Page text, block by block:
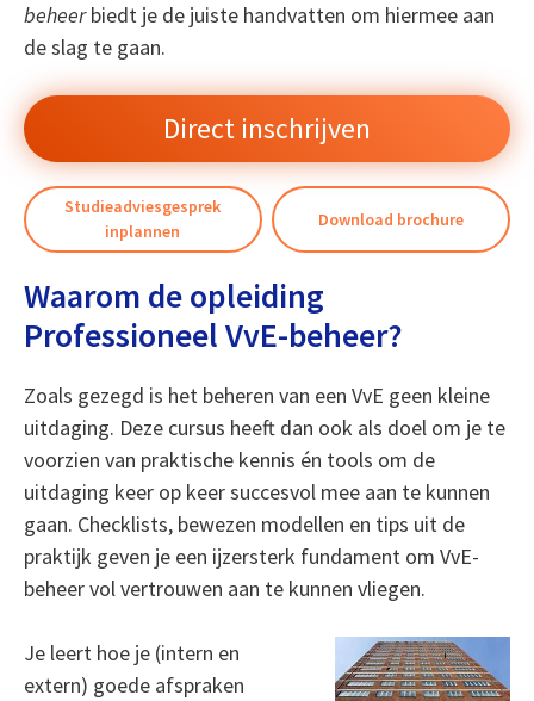
beheerbiedt je de juiste handvatten om hiermee aan
de slag te gaan.
Download brochure
Studieadviesgesprek
inplannen
Direct inschrijven
Waarom de opleiding
Professioneel VvE-beheer?
Zoals gezegd is het beheren van een VvE geen kleine
uitdaging. Deze cursus heeft dan ook als doel om je te
voorzien van praktische kennis én tools om de
uitdaging keer op keer succesvol mee aan te kunnen
gaan. Checklists, bewezen modellen en tips uit de
praktijk geven je een ijzersterk fundament om VvE-
beheer vol vertrouwen aan te kunnen vliegen.
Je leert hoe je (intern en
extern) goede afspraken